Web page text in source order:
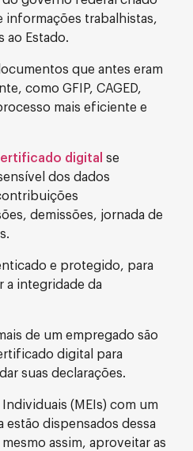
informações trabalhistas,
ao Estado.
que antes eram
como GFIP, CAGED,
mais eficiente e
digital se
dos dados
demissões, jornada de
e protegido, para
a integridade da
de um empregado são
digital para
suas declarações.
(MEIs) com um
dispensados dessa
assim, aproveitar as